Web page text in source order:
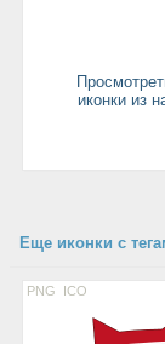
иконки из
Еще иконки с
PNG ICO